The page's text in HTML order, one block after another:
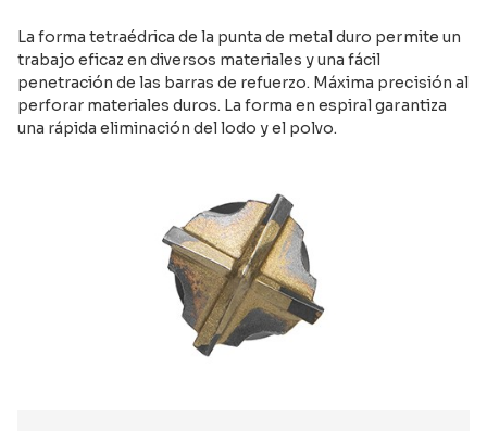
La forma tetraédrica de la punta de metal duro permite un
trabajo eficaz en diversos materiales y una fácil
penetración de las barras de refuerzo. Máxima precisión al
perforar materiales duros. La forma en espiral garantiza
una rápida eliminación del lodo y el polvo.